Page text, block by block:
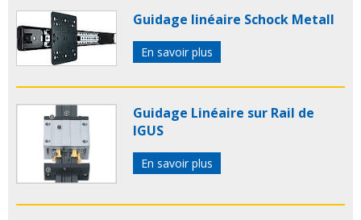
Guidage linéaire Schock Metall
En savoir plus
Guidage Linéaire sur Rail de
IGUS
En savoir plus